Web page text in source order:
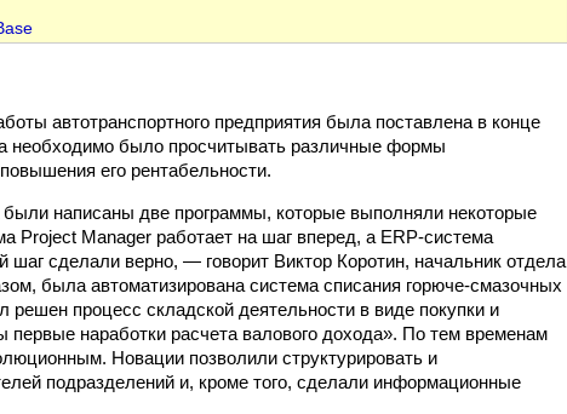
автотранспортного предприятия была поставлена в конце
необходимо было просчитывать различные формы
его рентабельности.
написаны две программы, которые выполняли некоторые
Project Manager работает на шаг вперед, а ERP-система
шаг сделали верно, — говорит Виктор Коротин, начальник отдела
была автоматизирована система списания горюче-смазочных
решен процесс складской деятельности в виде покупки и
наработки расчета валового дохода». По тем временам
Новации позволили структурировать и
подразделений и, кроме того, сделали информационные